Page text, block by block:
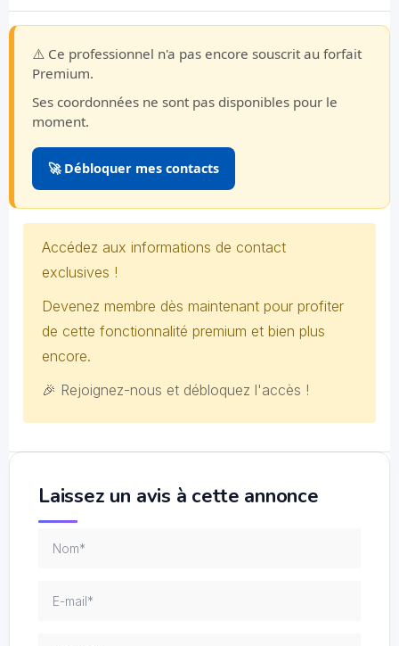
⚠️ Ce professionnel n'a pas encore souscrit au forfait
Premium.
Ses coordonnées ne sont pas disponibles pour le
moment.
🚀 Débloquer mes contacts
Accédez aux informations de contact
exclusives !
Devenez membre dès maintenant pour profiter
de cette fonctionnalité premium et bien plus
encore.
🎉 Rejoignez-nous et débloquez l'accès !
Laissez un avis à cette annonce